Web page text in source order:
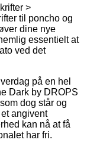
>
til poncho og
dine nye
essentielt at
ved det
på en hel
Dark by DROPS
dog står og
angivent
kan nå at få
har fri.